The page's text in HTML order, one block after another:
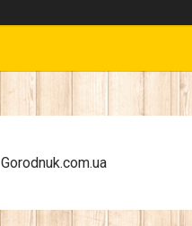
Gorodnuk.com.ua